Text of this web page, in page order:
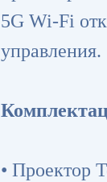
5G Wi-Fi
управления.
• Проектор